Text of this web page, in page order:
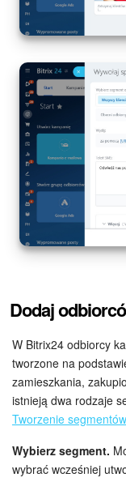
AI CoPilot
Bitrix24
e-Podpis
e-Podpis w
Telefonia
Kreator BI
Workflow
Centrum
Kwestie
Collaby
Rezerwacja
Dodaj
W Bitrix24 odbiorcy
tworzone na
zamieszkania,
istnieją dwa rodzaje
Tworzenie
Wybierz segment.
wybrać wcześniej